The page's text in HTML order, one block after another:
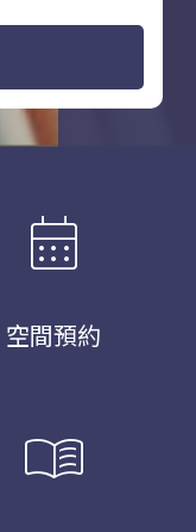
calendar_month
空間預約
menu_book